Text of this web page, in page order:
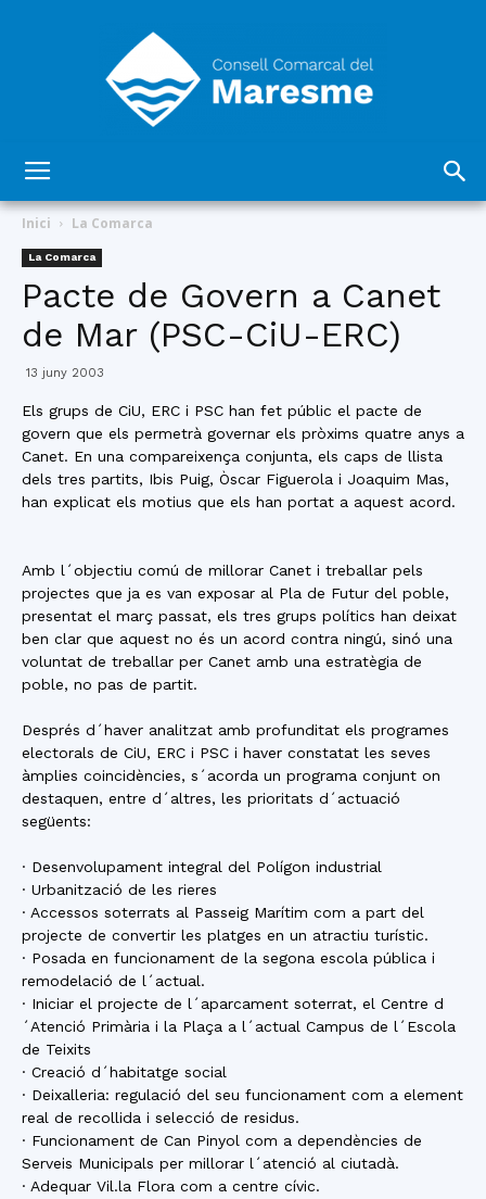
Comarcal
Maresme
Inici La Comarca
La Comarca
Pacte de Govern a Canet
de Mar (PSC-CiU-ERC)
13 juny 2003
Els grups de CiU, ERC i PSC han fet públic el pacte de
govern que els permetrà governar els pròxims quatre anys a
Canet. En una compareixença conjunta, els caps de llista
dels tres partits, Ibis Puig, Òscar Figuerola i Joaquim Mas,
han explicat els motius que els han portat a aquest acord.
Amb l´objectiu comú de millorar Canet i treballar pels
projectes que ja es van exposar al Pla de Futur del poble,
presentat el març passat, els tres grups polítics han deixat
ben clar que aquest no és un acord contra ningú, sinó una
voluntat de treballar per Canet amb una estratègia de
poble, no pas de partit.
Després d´haver analitzat amb profunditat els programes
electorals de CiU, ERC i PSC i haver constatat les seves
àmplies coincidències, s´acorda un programa conjunt on
destaquen, entre d´altres, les prioritats d´actuació
següents:
· Desenvolupament integral del Polígon industrial
· Urbanització de les rieres
· Accessos soterrats al Passeig Marítim com a part del
projecte de convertir les platges en un atractiu turístic.
· Posada en funcionament de la segona escola pública i
remodelació de l´actual.
· Iniciar el projecte de l´aparcament soterrat, el Centre d
´Atenció Primària i la Plaça a l´actual Campus de l´Escola
de Teixits
· Creació d´habitatge social
· Deixalleria: regulació del seu funcionament com a element
real de recollida i selecció de residus.
· Funcionament de Can Pinyol com a dependències de
Serveis Municipals per millorar l´atenció al ciutadà.
· Adequar Vil.la Flora com a centre cívic.